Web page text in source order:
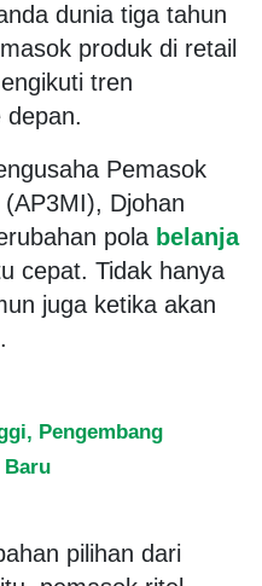
dunia tiga tahun
produk di retail
tren
depan.
Pemasok
Djohan
pola belanja
cepat. Tidak hanya
juga ketika akan
Pengembang
Baru
pilihan dari